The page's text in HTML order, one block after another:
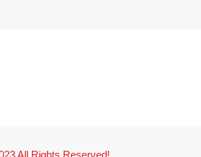
All Rights Reserved!